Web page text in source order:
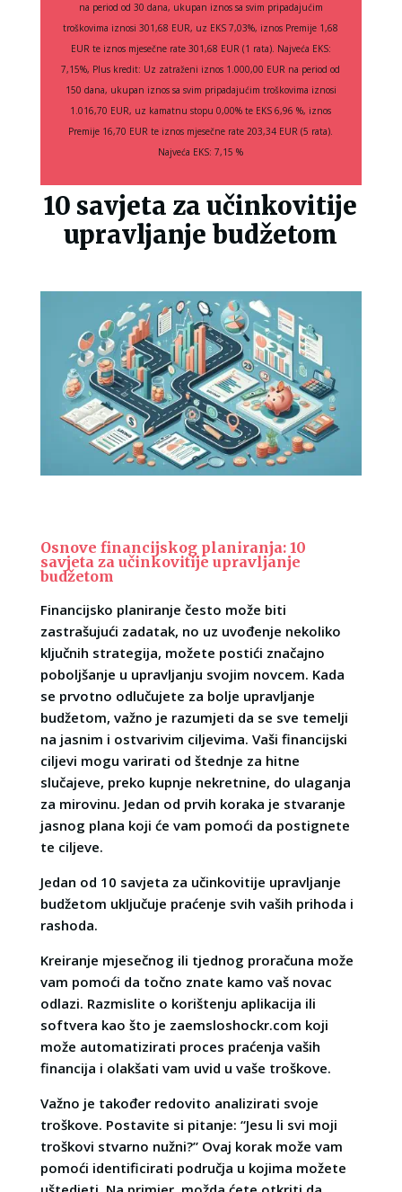
na period od 30 dana, ukupan iznos sa svim pripadajućim
troškovima iznosi 301,68 EUR, uz EKS 7,03%, iznos Premije 1,68
EUR te iznos mjesečne rate 301,68 EUR (1 rata). Najveća EKS:
7,15%, Plus kredit: Uz zatraženi iznos 1.000,00 EUR na period od
150 dana, ukupan iznos sa svim pripadajućim troškovima iznosi
1.016,70 EUR, uz kamatnu stopu 0,00% te EKS 6,96 %, iznos
Premije 16,70 EUR te iznos mjesečne rate 203,34 EUR (5 rata).
Najveća EKS: 7,15 %
10 savjeta za učinkovitije
upravljanje budžetom
Osnove financijskog planiranja: 10
savjeta za učinkovitije upravljanje
budžetom
Financijsko planiranje često može biti
zastrašujući zadatak, no uz uvođenje nekoliko
ključnih strategija, možete postići značajno
poboljšanje u upravljanju svojim novcem. Kada
se prvotno odlučujete za bolje upravljanje
budžetom, važno je razumjeti da se sve temelji
na jasnim i ostvarivim ciljevima. Vaši financijski
ciljevi mogu varirati od štednje za hitne
slučajeve, preko kupnje nekretnine, do ulaganja
za mirovinu. Jedan od prvih koraka je stvaranje
jasnog plana koji će vam pomoći da postignete
te ciljeve.
Jedan od 10 savjeta za učinkovitije upravljanje
budžetom uključuje praćenje svih vaših prihoda i
rashoda.
Kreiranje mjesečnog ili tjednog proračuna može
vam pomoći da točno znate kamo vaš novac
odlazi. Razmislite o korištenju aplikacija ili
softvera kao što je zaemsloshockr.com koji
može automatizirati proces praćenja vaših
financija i olakšati vam uvid u vaše troškove.
Važno je također redovito analizirati svoje
troškove. Postavite si pitanje: “Jesu li svi moji
troškovi stvarno nužni?” Ovaj korak može vam
pomoći identificirati područja u kojima možete